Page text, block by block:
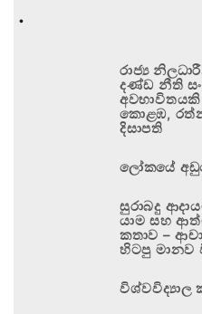
.
රාජ්‍ය
දණ්ඩ නීති
කොළඹ,
දිසාපති
ලෝකයේ
සුරාබදු
යාම සහ
කතාව –
හිටපු මානව